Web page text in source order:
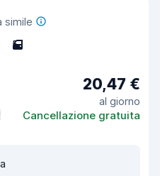
simile
5
20,47 €
al giorno
Cancellazione gratuita